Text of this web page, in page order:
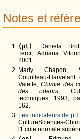
Notes et
(pt) Daniela
Terci, Adriana Vitorino Rossi,,
2001
Mady Chapon, Véronique
Courilleau-Harvelant et
Valette, Chimie des couleurs et
des odeurs
techniques, 1993, pages 157-
162.
Les indicateurs de pH
CultureSciences-
l'École normale